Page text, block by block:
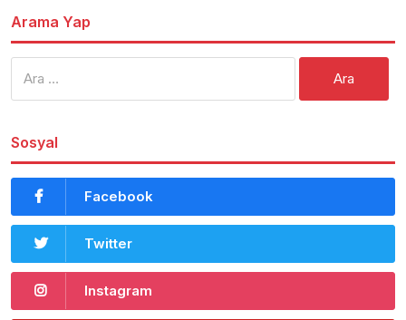
Arama Yap
Sosyal
Facebook
Twitter
Instagram